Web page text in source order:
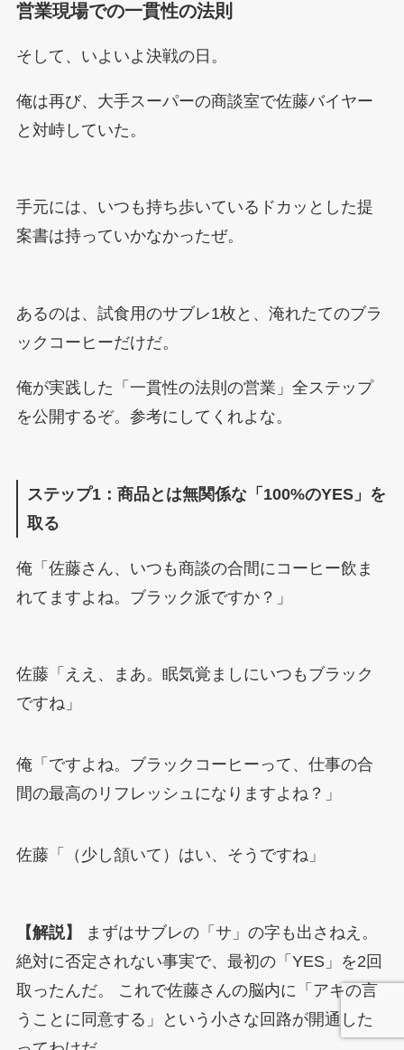
営業現場での一貫性の法則
そして、いよいよ決戦の日。
俺は再び、大手スーパーの商談室で佐藤バイヤー
と対峙していた。
手元には、いつも持ち歩いているドカッとした提
案書は持っていかなかったぜ。
あるのは、試食用のサブレ1枚と、淹れたてのブラ
ックコーヒーだけだ。
俺が実践した「一貫性の法則の営業」全ステップ
を公開するぞ。参考にしてくれよな。
ステップ1：商品とは無関係な「100%のYES」を
取る
俺「佐藤さん、いつも商談の合間にコーヒー飲ま
れてますよね。ブラック派ですか？」
佐藤「ええ、まあ。眠気覚ましにいつもブラック
ですね」
俺「ですよね。ブラックコーヒーって、仕事の合
間の最高のリフレッシュになりますよね？」
佐藤「（少し頷いて）はい、そうですね」
【解説】
まずはサブレの「サ」の字も出さねえ。
絶対に否定されない事実で、最初の「YES」を2回
取ったんだ。 これで佐藤さんの脳内に「アキの言
うことに同意する」という小さな回路が開通した